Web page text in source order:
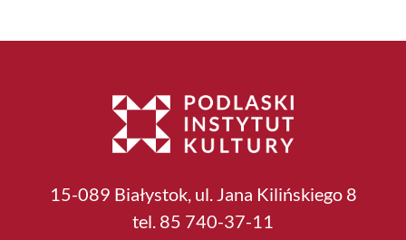
15-089 Białystok, ul. Jana Kilińskiego 8
tel. 85 740-37-11